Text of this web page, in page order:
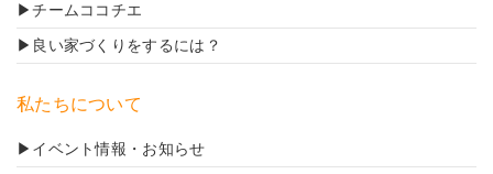
チームココチエ
良い家づくりをするには？
私たちについて
イベント情報・お知らせ